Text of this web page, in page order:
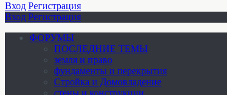
Вход Регистрация
Вход Регистрация
ФОРУМЫ
ПОСЛЕДНИЕ ТЕМЫ
земля и право
фундаменты и перекрытия
Стройка и Домовладение
стены и конструкции